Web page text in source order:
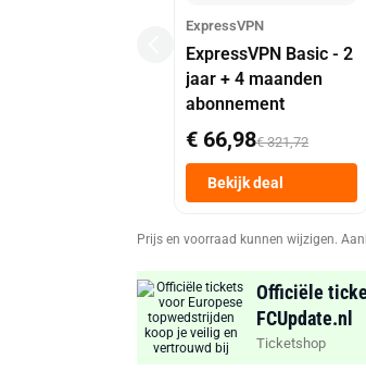
ExpressVPN
ExpressVPN Basic - 2
jaar + 4 maanden
abonnement
€ 66,98€ 321,72
Bekijk deal
Prijs en voorraad kunnen wijzigen.
Officiële
FCUpdate.nl
Ticketshop